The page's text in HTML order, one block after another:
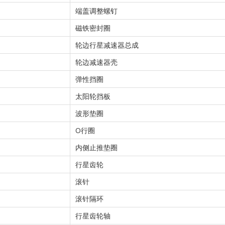
端盖调整螺钉
磁铁密封圈
轮边行星减速器总成
轮边减速器壳
弹性挡圈
太阳轮挡板
波形垫圈
O行圈
内侧止推垫圈
行星齿轮
滚针
滚针隔环
行星齿轮轴